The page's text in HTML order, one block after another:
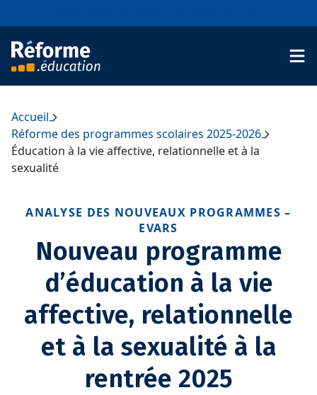
Accueil–
Réforme des programmes scolaires 2025-2026–
Éducation à la vie affective, relationnelle et à la
sexualité
ANALYSE DES NOUVEAUX PROGRAMMES –
EVARS
Nouveau programme
d’éducation à la vie
affective, relationnelle
et à la sexualité à la
rentrée 2025